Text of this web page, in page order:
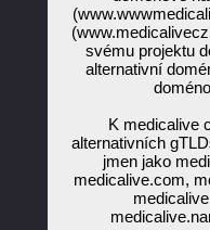
svému projektu
alternativní
K medicalive
alternativních
jmen jako
medicalive.com,